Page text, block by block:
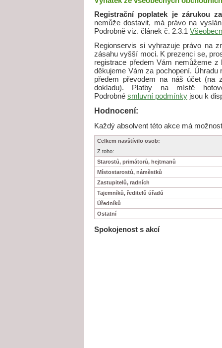
Registrační poplatek je zárukou
nemůže dostavit, má právo na
Podrobně viz. článek č. 2.3.1
Regionservis si vyhrazuje právo na
zásahu vyšší moci. K prezenci se,
registrace předem Vám nemůžeme
děkujeme Vám za pochopení.
předem převodem na náš účet (na
dokladu). Platby na místě
Podrobné smluvní podmínky jsou k
Hodnocení:
Každý absolvent této akce má
Celkem navštívilo osob:
Z toho:
Starostů, primátorů, hejtmanů
Místostarostů, náměstků
Zastupitelů, radních
Tajemníků, ředitelů úřadů
Úředníků
Ostatní
Spokojenost s akcí